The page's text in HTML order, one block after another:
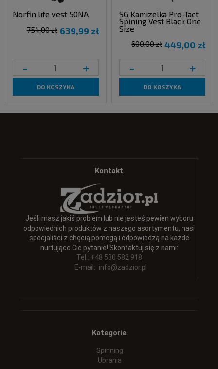
Norfin life vest 50NA
639,99 zł
754,00 zł
- +
DO KOSZYKA
SG Kamizelka Pro-Tact
Spining Vest Black One
Size
449,00 zł
600,00 zł
- +
DO KOSZYKA
Kontakt
Jeśli masz jakiś problem lub nie jesteś pewien wyboru
odpowiednich produktów z naszego asortymentu, nasi
specjaliści z chęcią pomogą i odpowiedzą na każde
nurtujące Cie pytanie! Skontaktuj się z nami:
Tel.: +48 530 582 918
E-mail: info@zadzior.pl
Kategorie
Spinning
Ubrania